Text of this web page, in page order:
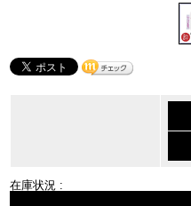
在庫状況 :